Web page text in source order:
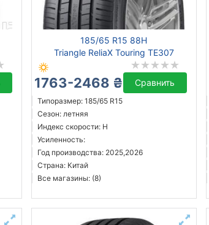
185/65 R15 88H
Triangle ReliaX Touring TE307
1763-2468 ₴ Сравнить
Типоразмер: 185/65 R15
Сезон: летняя
Индекс скорости: H
Усиленность:
Год производства: 2025,2026
Страна: Китай
Все магазины: (8)